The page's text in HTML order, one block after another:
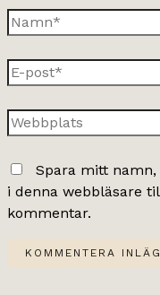
Namn*
E-
post*
Webbplats
Spara mitt
i denna webbläsare
kommentar.